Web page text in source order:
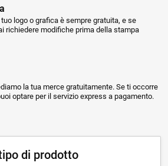
logo o grafica è sempre gratuita, e se
richiedere modifiche prima della stampa
la tua merce gratuitamente. Se ti occorre
optare per il servizio express a pagamento.
di prodotto